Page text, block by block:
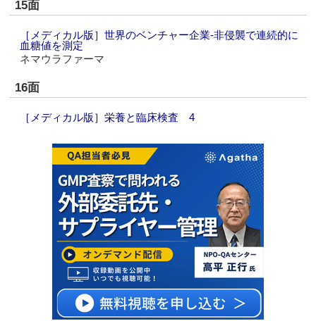
15面
［メディカル版］世界のベンチャー企業‐非侵襲で連続的に
血糖値を測定
ネマウラファーマ
16面
［メディカル版］栄養と臨床検査 4